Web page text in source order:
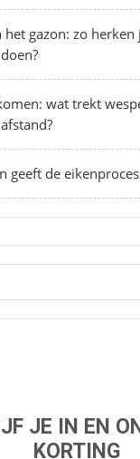
het gazon: zo herken
wat trekt
geeft de